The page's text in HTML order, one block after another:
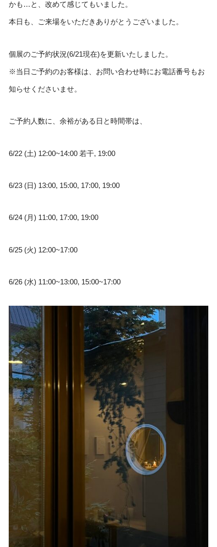
かも…と、改めて感じてもいました。
本日も、ご来場をいただきありがとうございました。
個展のご予約状況(6/21現在)を更新いたしました。
※当日ご予約のお客様は、お問い合わせ時にお電話番号もお
知らせくださいませ。
ご予約人数に、余裕がある日と時間帯は、
6/22 (土) 12:00~14:00 若干, 19:00
6/23 (日) 13:00, 15:00, 17:00, 19:00
6/24 (月) 11:00, 17:00, 19:00
6/25 (火) 12:00~17:00
6/26 (水) 11:00~13:00, 15:00~17:00